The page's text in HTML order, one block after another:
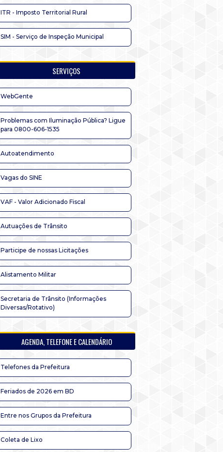
ITR - Imposto Territorial Rural
SIM - Serviço de Inspeção Municipal
SERVIÇOS
WebGente
Problemas com Iluminação Pública? Ligue
para 0800-606-1535
Autoatendimento
Vagas do SINE
VAF - Valor Adicionado Fiscal
Autuações de Trânsito
Participe de nossas Licitações
Alistamento Militar
Secretaria de Trânsito (Informações
Diversas/Rotativo)
AGENDA, TELEFONE E CALENDÁRIO
Telefones da Prefeitura
Feriados de 2026 em BD
Entre nos Grupos da Prefeitura
Coleta de Lixo